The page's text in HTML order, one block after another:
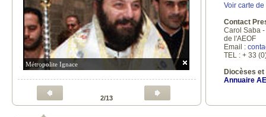
Métropolite Jean (de Doubna)
3/13
Voir carte
Contact
Carol Saba
de l'AEOF
Email :
TEL : + 33
Diocèses et
Annuaire